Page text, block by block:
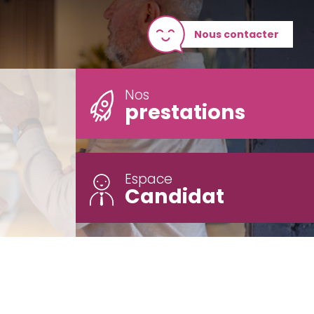
Nous contacter
Nos
prestations
Espace
Candidat